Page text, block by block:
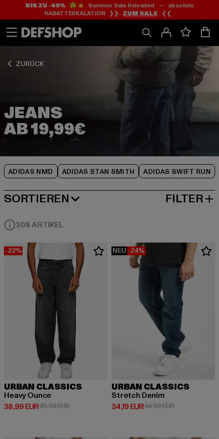
Zum
Inhalt
springen
Zum
Fußzeile
springen
BIS ZU -65%😲💥 Summer Sale Reloaded — absolute
RABATTESKALATION ❯❯ ZUM SALE ❮❮
ZURÜCK
JEANS
ADIDAS NMD ADIDAS STAN SMITH ADIDAS SWIFT RUN
Zum
Produktraster
springen
SORTIEREN
BELIEBTESTE FILTER
308 ARTIKEL
-22%
URBAN CLASSICS
Heavy Ounce
38,99 EUR
Derzeitiger Preis: 38,99 EUR
49,99 EURAktionspreis: 49,99 EUR
NEU -24%
URBAN CLASSICS
Stretch Denim
34,19 EUR
Derzeitiger Preis: 34,19 EUR
44,99 EURAktionspreis: